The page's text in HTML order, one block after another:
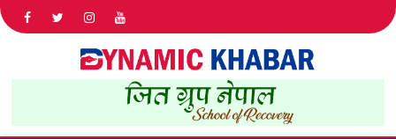
IN NEPAL